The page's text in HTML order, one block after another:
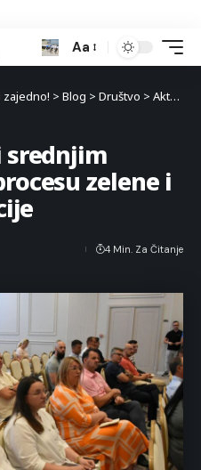
Aa
zajedno! > Blog > Društvo > Aktuelnosti
srednjim
zelene i
4 Min. Za Čitanje